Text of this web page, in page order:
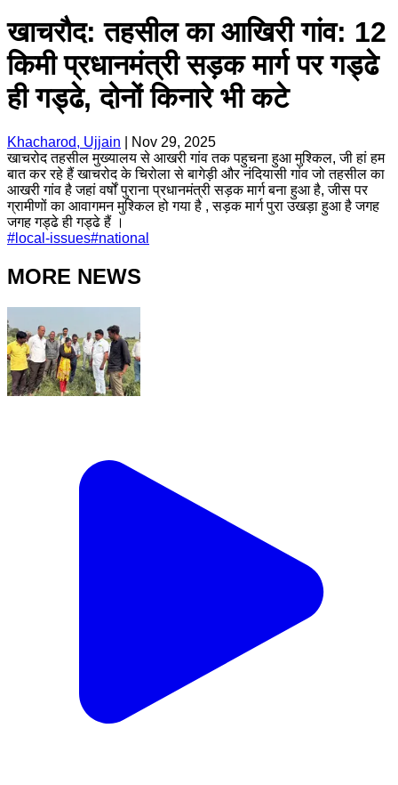
खाचरौद: तहसील का आखिरी गांव: 12
किमी प्रधानमंत्री सड़क मार्ग पर गड्ढे
ही गड्ढे, दोनों किनारे भी कटे
Khacharod, Ujjain
Nov 29, 2025
खाचरोद तहसील मुख्यालय से आखरी गांव तक पहुचना हुआ मुश्किल, जी हां हम
बात कर रहे हैं खाचरोद के चिरोला से बागेड़ी और नंदियासी गांव जो तहसील का
आखरी गांव है जहां वर्षों पुराना प्रधानमंत्री सड़क मार्ग बना हुआ है, जीस पर
ग्रामीणों का आवागमन मुश्किल हो गया है , सड़क मार्ग पुरा उखड़ा हुआ है जगह
जगह गड्ढे ही गड्ढे हैं ।
# local-issues#national
MORE NEWS